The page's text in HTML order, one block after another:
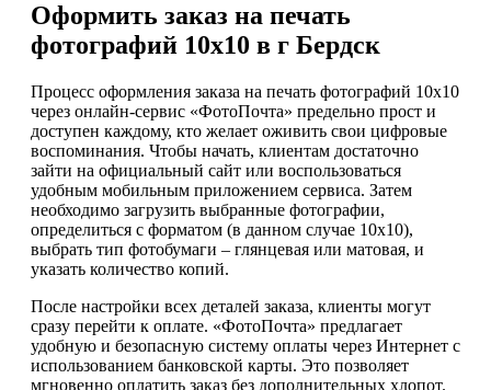
Оформить заказ на печать
фотографий 10х10 в г Бердск
Процесс оформления заказа на печать фотографий 10х10
через онлайн-сервис «ФотоПочта» предельно прост и
доступен каждому, кто желает оживить свои цифровые
воспоминания. Чтобы начать, клиентам достаточно
зайти на официальный сайт или воспользоваться
удобным мобильным приложением сервиса. Затем
необходимо загрузить выбранные фотографии,
определиться с форматом (в данном случае 10х10),
выбрать тип фотобумаги – глянцевая или матовая, и
указать количество копий.
После настройки всех деталей заказа, клиенты могут
сразу перейти к оплате. «ФотоПочта» предлагает
удобную и безопасную систему оплаты через Интернет с
использованием банковской карты. Это позволяет
мгновенно оплатить заказ без дополнительных хлопот.